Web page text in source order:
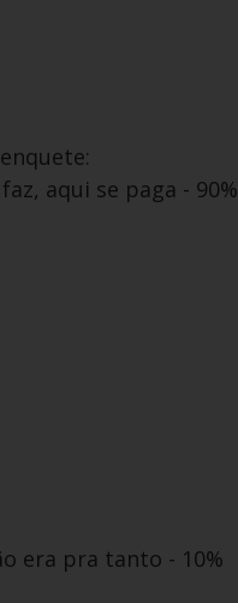
aqui se paga - 90%
era pra tanto - 10%